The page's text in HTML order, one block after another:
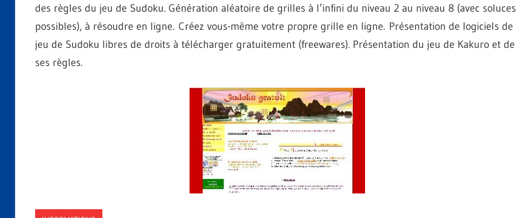
des règles du jeu de Sudoku. Génération aléatoire de grilles à l’infini du niveau 2 au niveau 8 (avec soluces
possibles), à résoudre en ligne. Créez vous-même votre propre grille en ligne. Présentation de logiciels de
jeu de Sudoku libres de droits à télécharger gratuitement (freewares). Présentation du jeu de Kakuro et de
ses règles.